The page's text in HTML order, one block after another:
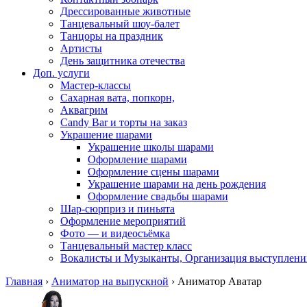
Дрессированные животные
Танцевальный шоу-балет
Танцоры на праздник
Артисты
День защитника отечества
Доп. услуги
Мастер-классы
Сахарная вата, попкорн,
Аквагрим
Candy Bar и торты на заказ
Украшение шарами
Украшение школы шарами
Оформление шарами
Оформление сцены шарами
Украшение шарами на день рождения
Оформление свадьбы шарами
Шар-сюрприз и пиньята
Оформление мероприятий
Фото — и видеосъёмка
Танцевальный мастер класс
Вокалисты и Музыканты, Организация
Главная › Аниматор на выпускной › Аниматор Аватар